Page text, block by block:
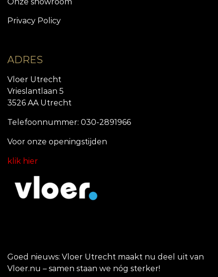
Privacy Policy
ADRES
Vloer Utrecht
Vrieslantlaan 5
3526 AA Utrecht
Telefoonnummer: 030-2891966
Voor onze openingstijden
klik hier
Goed nieuws: Vloer Utrecht maakt nu deel uit van
Vloer.nu – samen staan we nóg sterker!